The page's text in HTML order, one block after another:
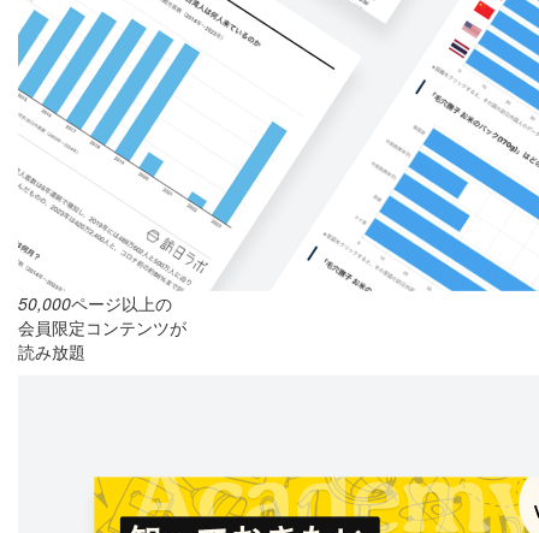
50,000ページ以上の
会員限定コンテンツが
読み放題